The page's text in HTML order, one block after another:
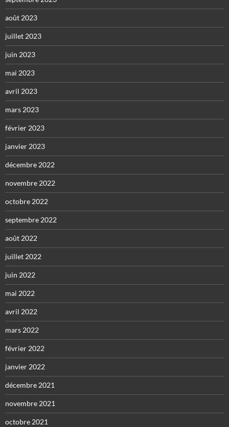
août 2023
juillet 2023
juin 2023
mai 2023
avril 2023
mars 2023
février 2023
janvier 2023
décembre 2022
novembre 2022
octobre 2022
septembre 2022
août 2022
juillet 2022
juin 2022
mai 2022
avril 2022
mars 2022
février 2022
janvier 2022
décembre 2021
novembre 2021
octobre 2021